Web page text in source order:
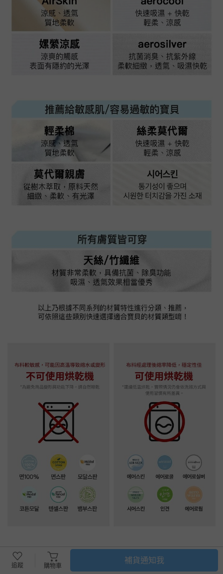
規格
追蹤 購物車
補貨通知我